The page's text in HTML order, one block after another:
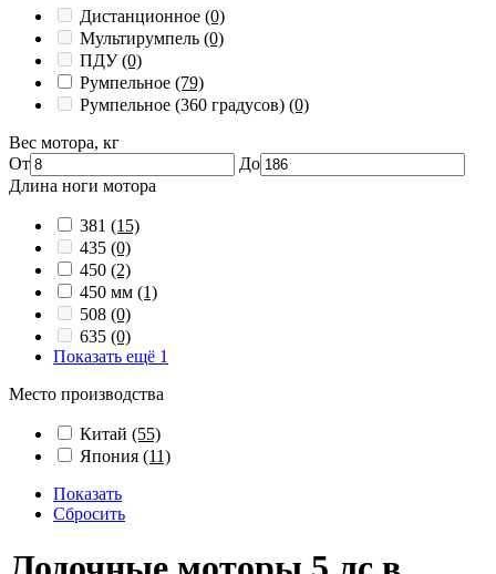
Дистанционное (0)
Мультирумпель (0)
ПДУ(0)
Румпельное (79)
Румпельное (360 градусов) (0)
Вес мотора, кг
От
До
Длина ноги мотора
381 (15)
435 (0)
450 (2)
450 мм (1)
508 (0)
635 (0)
Показать ещё 1
Место производства
Китай (55)
Япония (11)
Показать
Сбросить